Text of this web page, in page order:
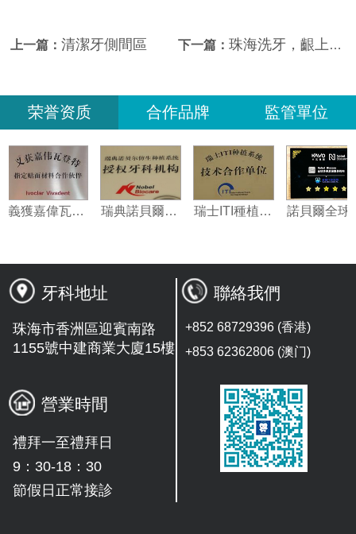
上一篇：清潔牙側間區 下一篇： 珠海洗牙，齦上潔牙和齦下潔牙的區別有哪些？
荣誉资质 合作品牌 監管單位
牙科地址
珠海市香洲區迎賓南路
1155號中建商業大廈15樓
營業時間
禮拜一至禮拜日
9：30-18：30
節假日正常接診
聯絡我們
+852 68729396 (香港)
+853 62362806 (澳门)